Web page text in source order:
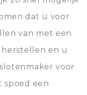
dat u voor
van met een
herstellen en u
voor
spoed een